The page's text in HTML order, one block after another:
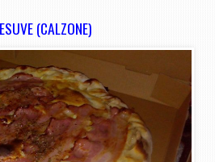
(CALZONE)